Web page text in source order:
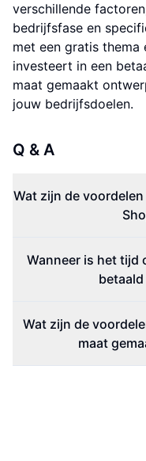
verschillende
bedrijfsfase en
met een gratis thema
investeert in een
maat gemaakt
jouw bedrijfsdoelen.
Q & A
Wat zijn de
Wanneer is het tijd
Wat zijn de
maat